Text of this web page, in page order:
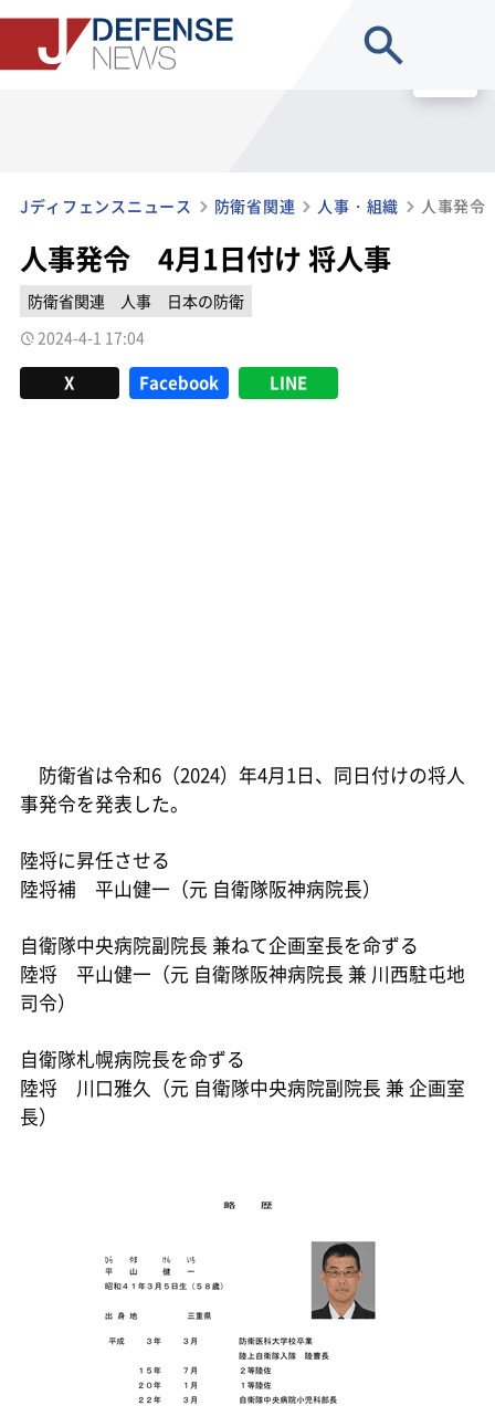
Jディフェンスニュース 防衛省関連 人事・組織 人事発
人事発令 4月1日付け 将人事
防衛省関連 人事
日本の防衛
2024-4-1 17:04
X Facebook LINE
防衛省は令和6（2024）年4月1日、同日付けの将人
事発令を発表した。
陸将に昇任させる
陸将補 平山健一（元 自衛隊阪神病院長）
自衛隊中央病院副院長 兼ねて企画室長を命ずる
陸将 平山健一（元 自衛隊阪神病院長 兼 川西駐屯地
司令）
自衛隊札幌病院長を命ずる
陸将 川口雅久（元 自衛隊中央病院副院長 兼 企画室
長）